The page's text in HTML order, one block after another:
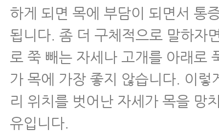
- 목디스크에 좋은 운동
- 목디스크 운동 1. 도리도리 운동
- 목디스크 운동 2. 으쓱으쓱 운동
- 목디스크 운동 3.
짧아진 목 앞쪽 근육 늘리는 운동
하게 되면 목에 부담이 되면서 통
됩니다. 좀 더 구체적으로 말하자
로 쭉 빼는 자세나 고개를 아래로
가 목에 가장 좋지 않습니다. 이렇
리 위치를 벗어난 자세가 목을 망
유입니다.